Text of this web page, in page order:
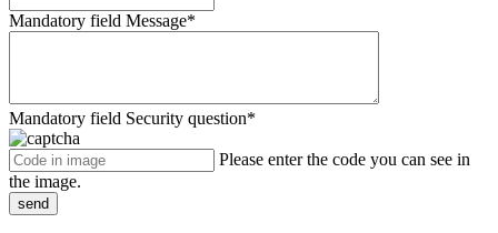
Mandatory field Message*
Mandatory field Security question*
Please enter the code you can see in
the image.
send